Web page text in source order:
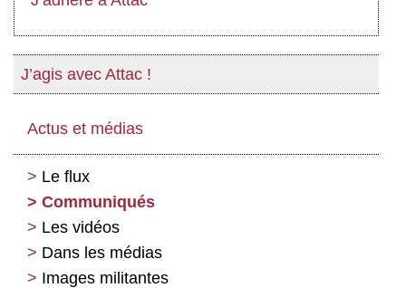
J’agis avec Attac !
Actus et médias
Le flux
Communiqués
Les vidéos
Dans les médias
Images militantes